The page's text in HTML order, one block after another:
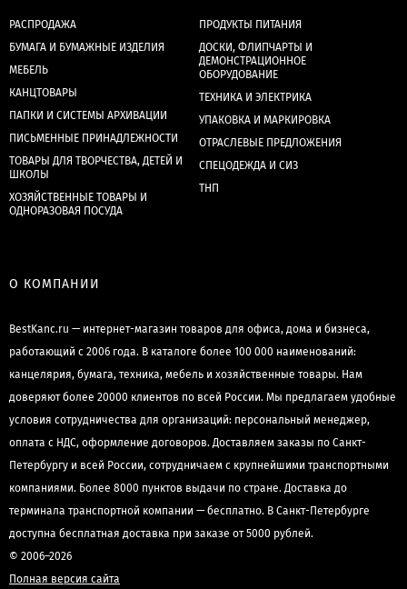
РАСПРОДАЖА
БУМАГА И БУМАЖНЫЕ ИЗДЕЛИЯ
МЕБЕЛЬ
КАНЦТОВАРЫ
ПАПКИ И СИСТЕМЫ АРХИВАЦИИ
ПИСЬМЕННЫЕ ПРИНАДЛЕЖНОСТИ
ТОВАРЫ ДЛЯ ТВОРЧЕСТВА, ДЕТЕЙ И
ШКОЛЫ
ХОЗЯЙСТВЕННЫЕ ТОВАРЫ И
ОДНОРАЗОВАЯ ПОСУДА
ПРОДУКТЫ ПИТАНИЯ
ДОСКИ, ФЛИПЧАРТЫ И
ДЕМОНСТРАЦИОННОЕ
ОБОРУДОВАНИЕ
ТЕХНИКА И ЭЛЕКТРИКА
УПАКОВКА И МАРКИРОВКА
ОТРАСЛЕВЫЕ ПРЕДЛОЖЕНИЯ
СПЕЦОДЕЖДА И СИЗ
ТНП
О КОМПАНИИ
BestKanc.ru — интернет-магазин товаров для офиса, дома и бизнеса,
работающий с 2006 года. В каталоге более 100 000 наименований:
канцелярия, бумага, техника, мебель и хозяйственные товары. Нам
доверяют более 20000 клиентов по всей России. Мы предлагаем удобные
условия сотрудничества для организаций: персональный менеджер,
оплата с НДС, оформление договоров. Доставляем заказы по Санкт-
Петербургу и всей России, сотрудничаем с крупнейшими транспортными
компаниями. Более 8000 пунктов выдачи по стране. Доставка до
терминала транспортной компании — бесплатно. В Санкт-Петербурге
доступна бесплатная доставка при заказе от 5000 рублей.
© 2006–2026
Полная версия сайта